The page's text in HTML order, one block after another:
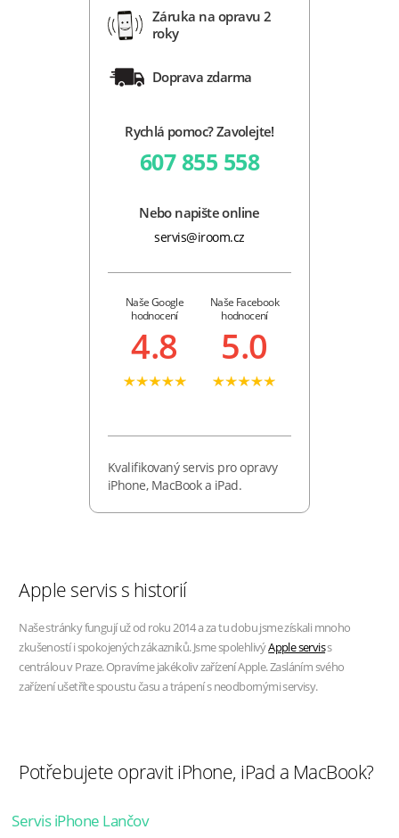
Záruka na opravu 2
roky
Doprava zdarma
Rychlá pomoc? Zavolejte!
607 855 558
Nebo napište online
servis@iroom.cz
Naše Google
hodnocení
4.8
Naše Facebook
hodnocení
5.0
Kvalifikovaný servis pro opravy
iPhone, MacBook a iPad.
Apple servis s historií
Naše stránky fungují už od roku 2014 a za tu dobu jsme získali mnoho
zkušeností i spokojených zákazníků. Jsme spolehlivýApple serviss
centrálou v Praze. Opravíme jakékoliv zařízení Apple. Zasláním svého
zařízení ušetříte spoustu času a trápení s neodbornými servisy.
Potřebujete opravit iPhone, iPad a MacBook?
Servis iPhone Lančov